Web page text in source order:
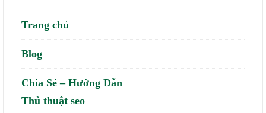
Trang chủ
Blog
Chia Sẻ – Hướng Dẫn
Thủ thuật seo